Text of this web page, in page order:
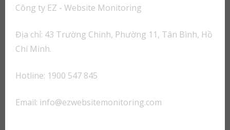
Công ty EZ - Website Monitoring
Địa chỉ: 43 Trường Chinh, Phường 11, Tân Bình, Hồ
Chí Minh.
Hotline: 1900 547 845
Email: info@ezwebsitemonitoring.com